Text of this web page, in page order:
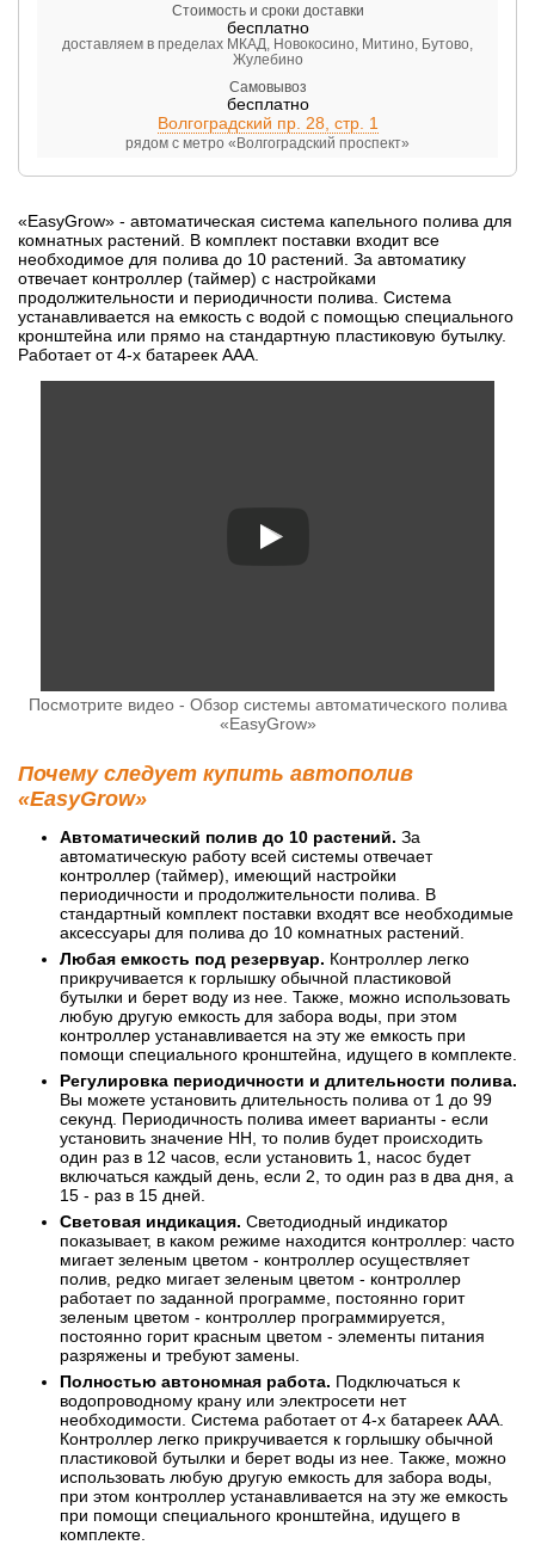
Стоимость и сроки доставки
бесплатно
доставляем в пределах МКАД, Новокосино, Митино, Бутово,
Жулебино
Самовывоз
бесплатно
Волгоградский пр. 28, стр. 1
рядом с метро «Волгоградский проспект»
«EasyGrow» - автоматическая система капельного полива для
комнатных растений. В комплект поставки входит все
необходимое для полива до 10 растений. За автоматику
отвечает контроллер (таймер) с настройками
продолжительности и периодичности полива. Система
устанавливается на емкость с водой с помощью специального
кронштейна или прямо на стандартную пластиковую бутылку.
Работает от 4-х батареек ААА.
Посмотрите видео - Обзор системы автоматического полива
«EasyGrow»
Почему следует купить автополив
«EasyGrow»
Автоматический полив до 10 растений. За
автоматическую работу всей системы отвечает
контроллер (таймер), имеющий настройки
периодичности и продолжительности полива. В
стандартный комплект поставки входят все необходимые
аксессуары для полива до 10 комнатных растений.
Любая емкость под резервуар. Контроллер легко
прикручивается к горлышку обычной пластиковой
бутылки и берет воду из нее. Также, можно использовать
любую другую емкость для забора воды, при этом
контроллер устанавливается на эту же емкость при
помощи специального кронштейна, идущего в комплекте.
Регулировка периодичности и длительности полива.
Вы можете установить длительность полива от 1 до 99
секунд. Периодичность полива имеет варианты - если
установить значение HH, то полив будет происходить
один раз в 12 часов, если установить 1, насос будет
включаться каждый день, если 2, то один раз в два дня, а
15 - раз в 15 дней.
Световая индикация. Светодиодный индикатор
показывает, в каком режиме находится контроллер: часто
мигает зеленым цветом - контроллер осуществляет
полив, редко мигает зеленым цветом - контроллер
работает по заданной программе, постоянно горит
зеленым цветом - контроллер программируется,
постоянно горит красным цветом - элементы питания
разряжены и требуют замены.
Полностью автономная работа. Подключаться к
водопроводному крану или электросети нет
необходимости. Система работает от 4-х батареек ААА.
Контроллер легко прикручивается к горлышку обычной
пластиковой бутылки и берет воды из нее. Также, можно
использовать любую другую емкость для забора воды,
при этом контроллер устанавливается на эту же емкость
при помощи специального кронштейна, идущего в
комплекте.